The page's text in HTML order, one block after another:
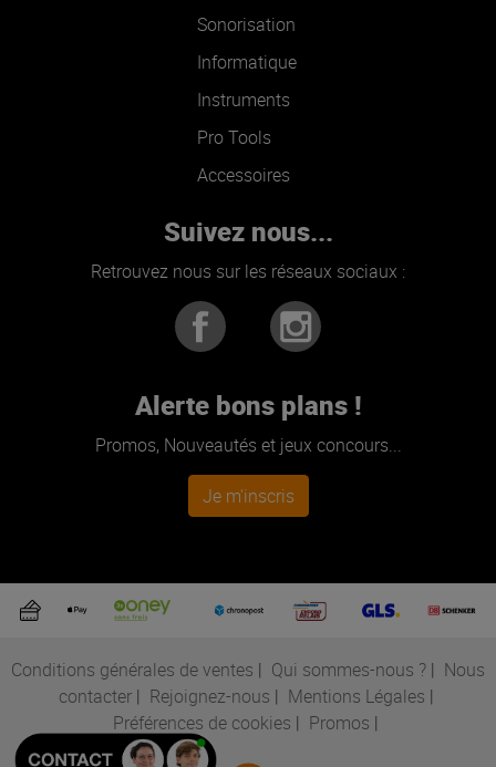
Sonorisation
Informatique
Instruments
Pro Tools
Accessoires
Suivez nous...
Retrouvez nous sur les réseaux sociaux :
Alerte bons plans !
Promos, Nouveautés et jeux concours...
Je m'inscris
Conditions générales de ventes | Qui sommes-nous ? | Nous
contacter| Rejoignez-nous | Mentions Légales |
Préférences de cookies | Promos |